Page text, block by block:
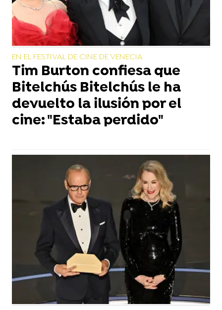
EN EL FESTIVAL DE CINE DE VENECIA
Tim Burton confiesa que
Bitelchús Bitelchús le ha
devuelto la ilusión por el
cine: "Estaba perdido"